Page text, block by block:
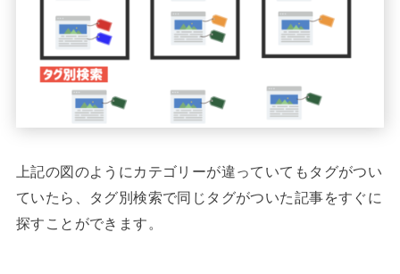
上記の図のようにカテゴリーが違っていてもタグがつい
ていたら、タグ別検索で同じタグがついた記事をすぐに
探すことができます。